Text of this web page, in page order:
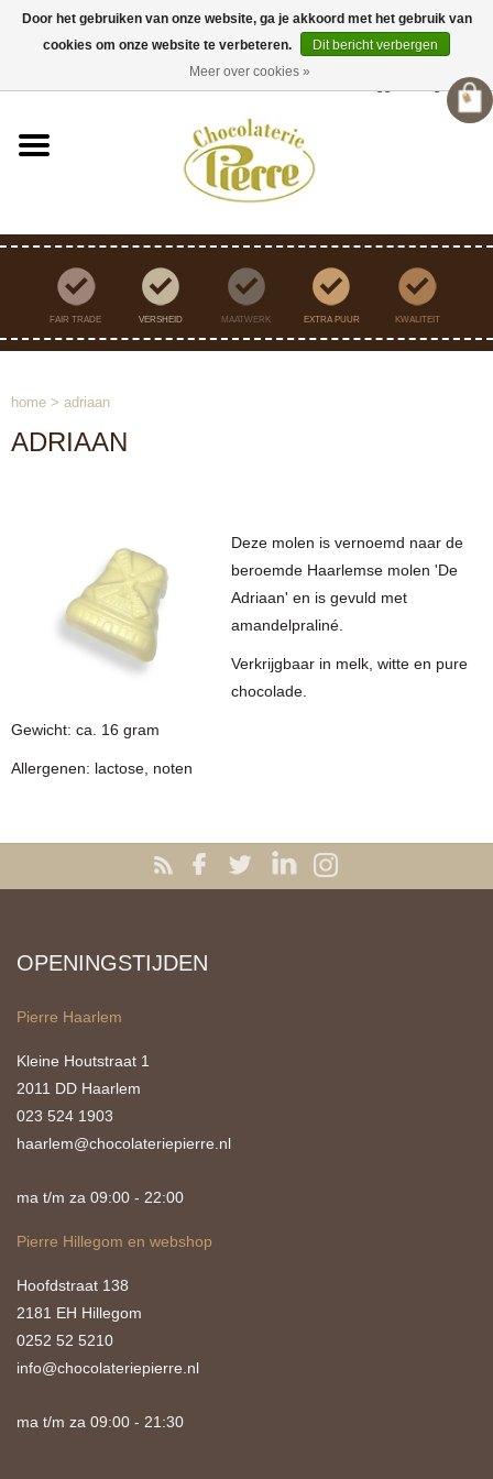
Verzending binnen Nederland vanaf €45,- gratis
Registreren
FAIR TRADE VERSHEID MAATWERK EXTRA PUUR KWALITEIT
home > adriaan
ADRIAAN
Deze molen is vernoemd naar de
beroemde Haarlemse molen 'De
Adriaan' en is gevuld met
amandelpraliné.
Verkrijgbaar in melk, witte en pure
chocolade.
Gewicht: ca. 16 gram
Allergenen: lactose, noten
OPENINGSTIJDEN
Pierre Haarlem
Kleine Houtstraat 1
2011 DD Haarlem
023 524 1903
haarlem@chocolateriepierre.nl
ma t/m za 09:00 - 22:00
Pierre Hillegom en webshop
Hoofdstraat 138
2181 EH Hillegom
0252 52 5210
info@chocolateriepierre.nl
ma t/m za 09:00 - 21:30
Door het gebruiken van onze website, ga je akkoord met het gebruik van
cookies om onze website te verbeteren.
Dit bericht verbergen
Meer over cookies »